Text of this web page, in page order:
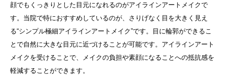
顔でもくっきりとした目元になれるのがアイラインアートメイクで
す。当院で特におすすめしているのが、さりげなく目を大きく見え
る“シンプル極細アイラインアートメイク”です。目に輪郭ができるこ
とで自然に大きな目元に近づけることが可能です。アイラインアート
メイクを受けることで、メイクの負担や素顔になることへの抵抗感を
軽減することができます。